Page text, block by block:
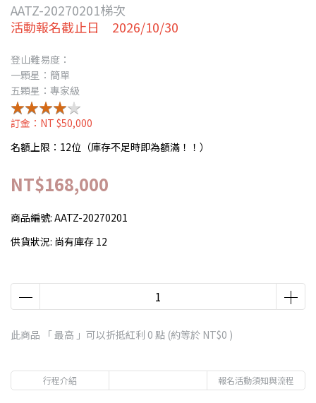
AATZ-20270201梯次
活動報名截止日 2026/10/30
登山難易度：
一顆星：簡單
五顆星：專家級
★★★★★
★★★★★
訂金：NT $50,000
名額上限：12位（庫存不足時即為額滿！！）
NT$168,000
商品編號: AATZ-20270201
供貨狀況: 尚有庫存 12
此商品 「 最高 」可以折抵紅利 0 點 (約等於 NT$0 )
行程介紹 報名活動須知與流程